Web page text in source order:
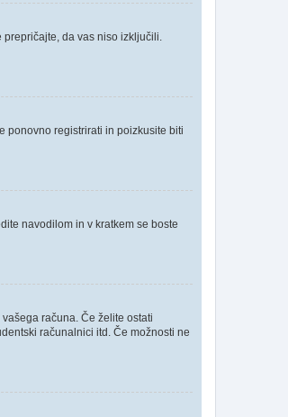
da vas niso izključili.
ponovno registrirati in poizkusite biti
navodilom in v kratkem se boste
računa. Če želite ostati
računalnici itd. Če možnosti ne